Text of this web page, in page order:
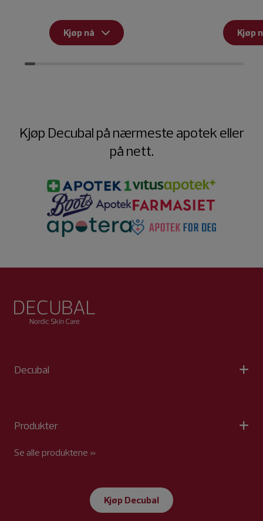
Kjøp nå Kjøp
Kjøp Decubal på nærmeste apotek eller
på nett.
Decubal
Produkter
Se alle produktene »
Kjøp Decubal